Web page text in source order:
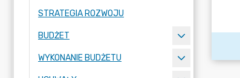
STRATEGIA ROZWOJU
BUDŻET
WYKONANIE BUDŻETU